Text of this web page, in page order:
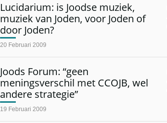
Lucidarium: is Joodse muziek,
muziek van Joden, voor Joden of
door Joden?
20 Februari 2009
Joods Forum: “geen
meningsverschil met CCOJB, wel
andere strategie”
19 Februari 2009